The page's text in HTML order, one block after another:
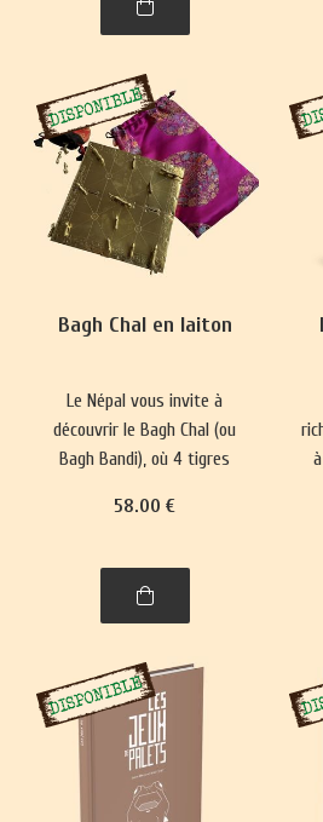
plus complexes ont
classes sociales
aristocratiques.
Bagh Chal en laiton
Le Népal vous invite à
découvrir le Bagh Chal (ou
Bagh Bandi), où 4 tigres
58.00 €